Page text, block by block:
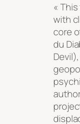
«
with
core
du